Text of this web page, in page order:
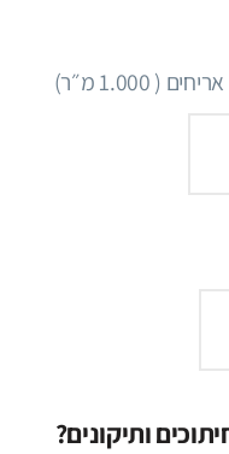
אריחים (1.000מ״ר)